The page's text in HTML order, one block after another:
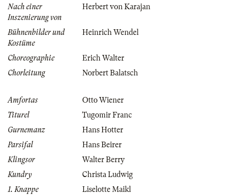
Nach einer
Inszenierung von
Herbert von Karajan
Bühnenbilder und
Kostüme
Heinrich Wendel
Choreographie
Erich Walter
Chorleitung
Norbert Balatsch
Amfortas
Otto Wiener
Titurel
Tugomir Franc
Gurnemanz
Hans Hotter
Parsifal
Hans Beirer
Klingsor
Walter Berry
Kundry
Christa Ludwig
1. Knappe
Liselotte Maikl